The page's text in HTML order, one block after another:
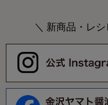
＼ 新商品・レ